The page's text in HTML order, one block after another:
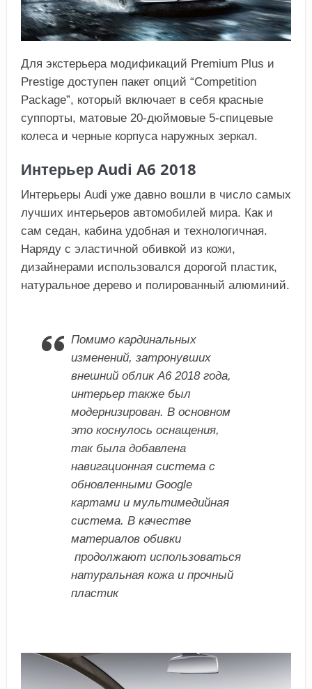
Для экстерьера модификаций Premium Plus и
Prestige доступен пакет опций “Competition
Package”, который включает в себя красные
суппорты, матовые 20-дюймовые 5-спицевые
колеса и черные корпуса наружных зеркал.
Интерьер Audi A6 2018
Интерьеры Audi уже давно вошли в число самых
лучших интерьеров автомобилей мира. Как и
сам седан, кабина удобная и технологичная.
Наряду с эластичной обивкой из кожи,
дизайнерами использовался дорогой пластик,
натуральное дерево и полированный алюминий.
Помимо кардинальных
изменений, затронувших
внешний облик А6 2018 года,
интерьер также был
модернизирован. В основном
это коснулось оснащения,
так была добавлена
навигационная система с
обновленными Google
картами и мультимедийная
система. В качестве
материалов обивки
продолжают использоваться
натуральная кожа и прочный
пластик